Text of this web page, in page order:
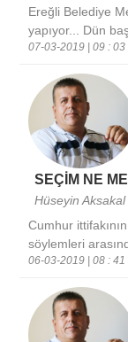
Ereğli Belediye
yapıyor... Dün
07-03-2019 | 09 : 03
SEÇİM NE
Hüseyin Aksakal
Cumhur
söylemleri
06-03-2019 | 08 : 41